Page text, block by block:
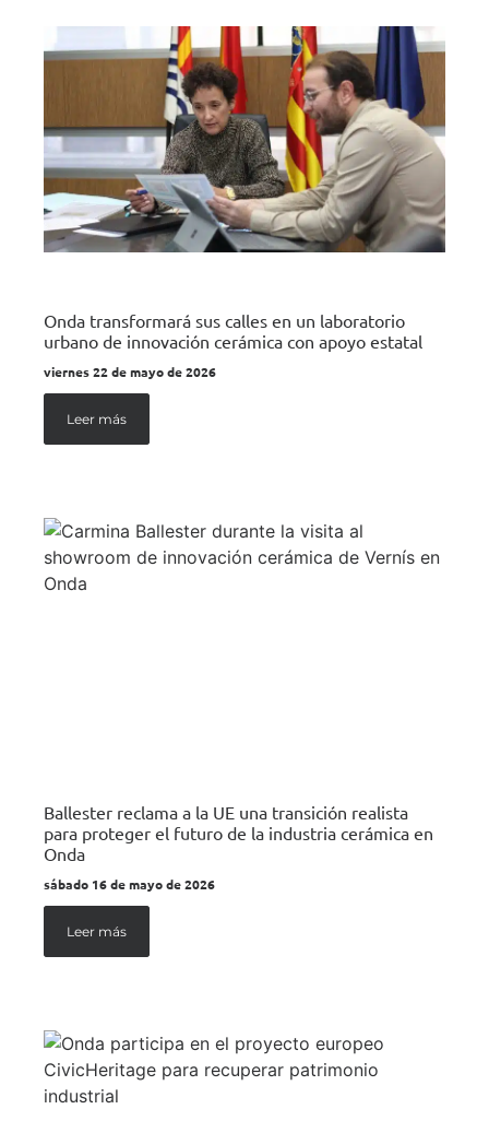
Onda transformará sus calles en un laboratorio
urbano de innovación cerámica con apoyo estatal
viernes 22 de mayo de 2026
Leer más
Ballester reclama a la UE una transición realista
para proteger el futuro de la industria cerámica en
Onda
sábado 16 de mayo de 2026
Leer más